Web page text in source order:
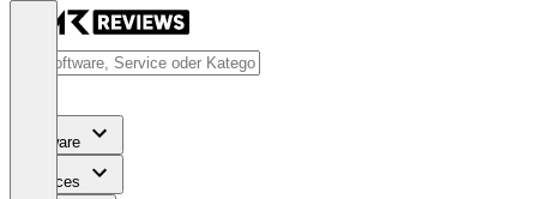
Software
Services